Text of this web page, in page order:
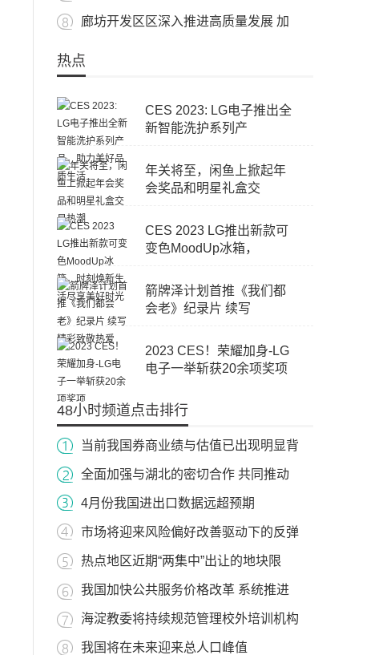
廊坊开发区区深入推进高质量发展 加
热点
CES 2023: LG电子推出全
新智能洗护系列产
年关将至，闲鱼上掀起年
会奖品和明星礼盒交
CES 2023 LG推出新款可
变色MoodUp冰箱，
箭牌泽计划首推《我们都
会老》纪录片 续写
2023 CES！荣耀加身-LG
电子一举斩获20余项奖项
48小时频道点击排行
当前我国券商业绩与估值已出现明显背
全面加强与湖北的密切合作 共同推动
4月份我国进出口数据远超预期
市场将迎来风险偏好改善驱动下的反弹
热点地区近期“两集中”出让的地块限
我国加快公共服务价格改革 系统推进
海淀教委将持续规范管理校外培训机构
我国将在未来迎来总人口峰值